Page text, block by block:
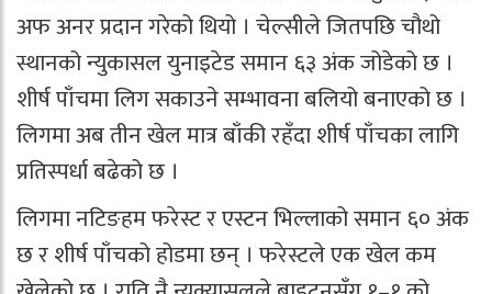
अफ अनर प्रदान गरेको थियो । चेल्सीले जितपछि चौथो
स्थानको न्युकासल युनाइटेड समान ६३ अंक जोडेको छ ।
शीर्ष पाँचमा लिग सकाउने सम्भावना बलियो बनाएको छ ।
लिगमा अब तीन खेल मात्र बाँकी रहँदा शीर्ष पाँचका लागि
प्रतिस्पर्धा बढेको छ ।
लिगमा नटिङहम फरेस्ट र एस्टन भिल्लाको समान ६० अंक
छ र शीर्ष पाँचको होडमा छन् । फरेस्टले एक खेल कम